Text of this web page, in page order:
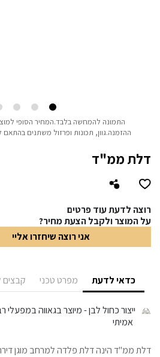
דלת ממ"ד
רוצה לדעת עוד פרטים
על המוצר ולקבל הצעת מחיר?
אני רוצה שיחזרו אליי
כדאי לדעת מפרט טכני קבצים
ייצור כחול לבן- מיוצר בגאווה במפעלי
אמיתי
דלת ממ"ד הינה דלת פלדה למרחב מוגן
התמונה להמחשה בלבד.המחיר הסופי
ההזמנה.גוון, תכונות ופרזול משתנים